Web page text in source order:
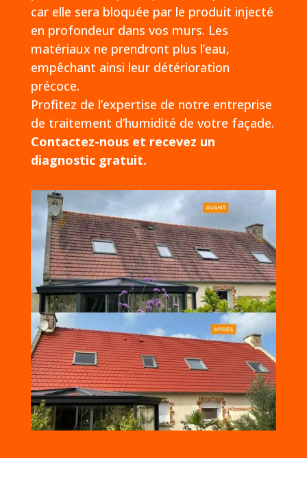
car elle sera bloquée par le produit injecté
en profondeur dans vos murs. Les
matériaux ne prendront plus l’eau,
empêchant ainsi leur détérioration
précoce.
Profitez de l’expertise de notre entreprise
de traitement d’humidité de votre façade.
Contactez-nous et recevez un
diagnostic gratuit.